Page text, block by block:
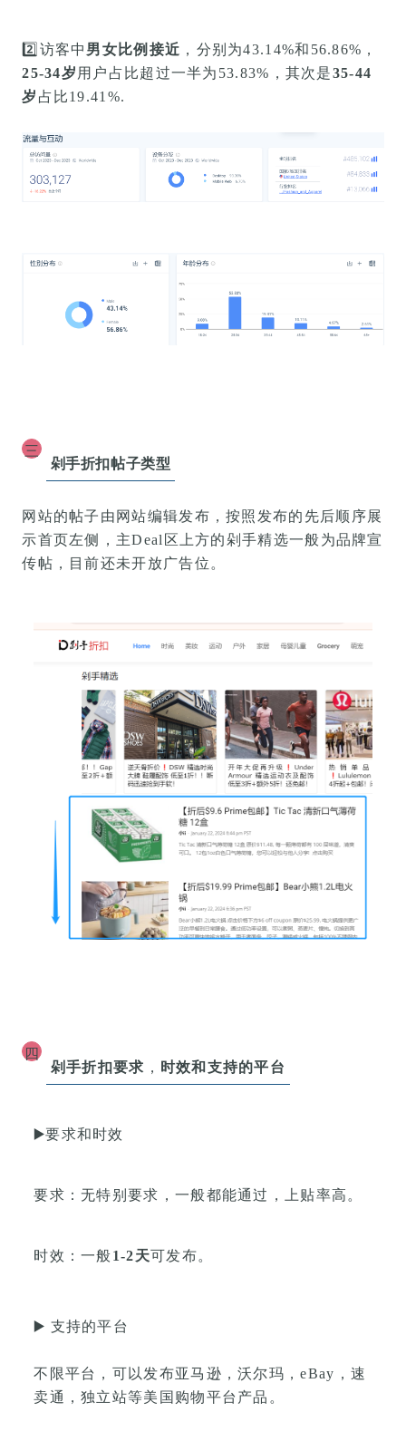
2️⃣ 访客中 男女比例接近 ，分别为43.14%和56.86%，
25-34岁 用户占比超过一半为53.83%，其次是35-44
岁 占比19.41%.
三
剁手折扣帖子类型
网站的帖子由网站编辑发布 ，按照发布的 先后顺序 展
示首页左侧
，主Deal区上方的剁手精选一般为品牌宣
传帖，目前还未开放广告位。
四
剁手折扣要求 ， 时效和支持的平台
▶️要求和时效
要求：无特别要求， 一般都能通过，上贴率高。
时效：一般1-2天可发布。
▶️ 支持的平台
不限平台，可以发布亚马逊，沃尔玛，eBay，速
卖通，独立站等美国购物平台产品 。